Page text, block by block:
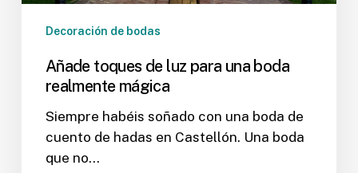
Decoración de bodas
Añade toques de luz para una boda
realmente mágica
Siempre habéis soñado con una boda de
cuento de hadas en Castellón. Una boda
que no…